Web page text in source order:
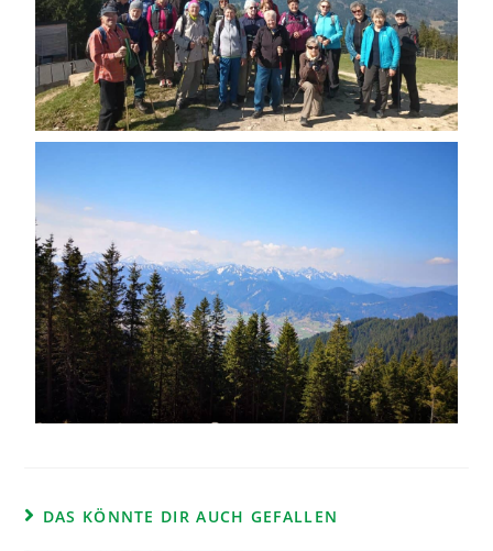
DAS KÖNNTE DIR AUCH GEFALLEN